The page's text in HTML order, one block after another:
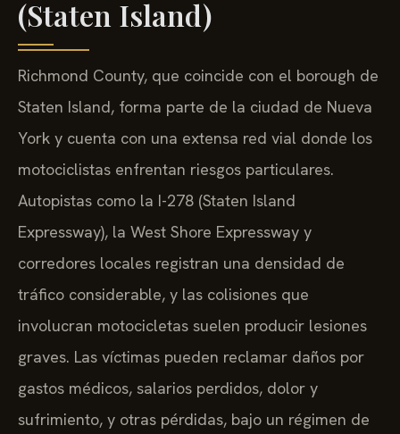
(Staten Island)
Richmond County, que coincide con el borough de
Staten Island, forma parte de la ciudad de Nueva
York y cuenta con una extensa red vial donde los
motociclistas enfrentan riesgos particulares.
Autopistas como la I-278 (Staten Island
Expressway), la West Shore Expressway y
corredores locales registran una densidad de
tráfico considerable, y las colisiones que
involucran motocicletas suelen producir lesiones
graves. Las víctimas pueden reclamar daños por
gastos médicos, salarios perdidos, dolor y
sufrimiento, y otras pérdidas, bajo un régimen de